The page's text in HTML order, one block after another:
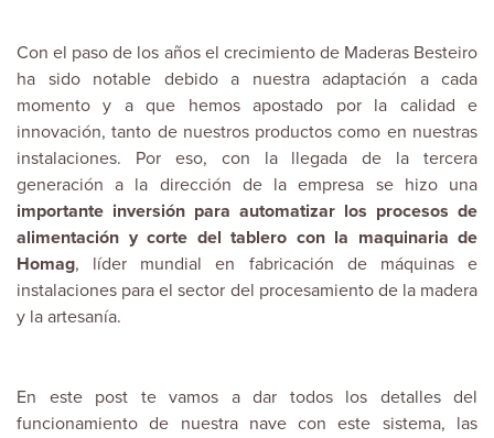
Con el paso de los años el crecimiento de Maderas Besteiro
ha sido notable debido a nuestra adaptación a cada
momento y a que hemos apostado por la calidad e
innovación, tanto de nuestros productos como en nuestras
instalaciones. Por eso, con la llegada de la tercera
generación a la dirección de la empresa se hizo una
importante inversión para automatizar los procesos de
alimentación y corte del tablero con la maquinaria de
Homag, líder mundial en fabricación de máquinas e
instalaciones para el sector del procesamiento de la madera
y la artesanía.
En este post te vamos a dar todos los detalles del
funcionamiento de nuestra nave con este sistema, las